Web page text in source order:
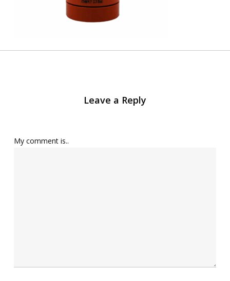
Leave a Reply
My comment is..